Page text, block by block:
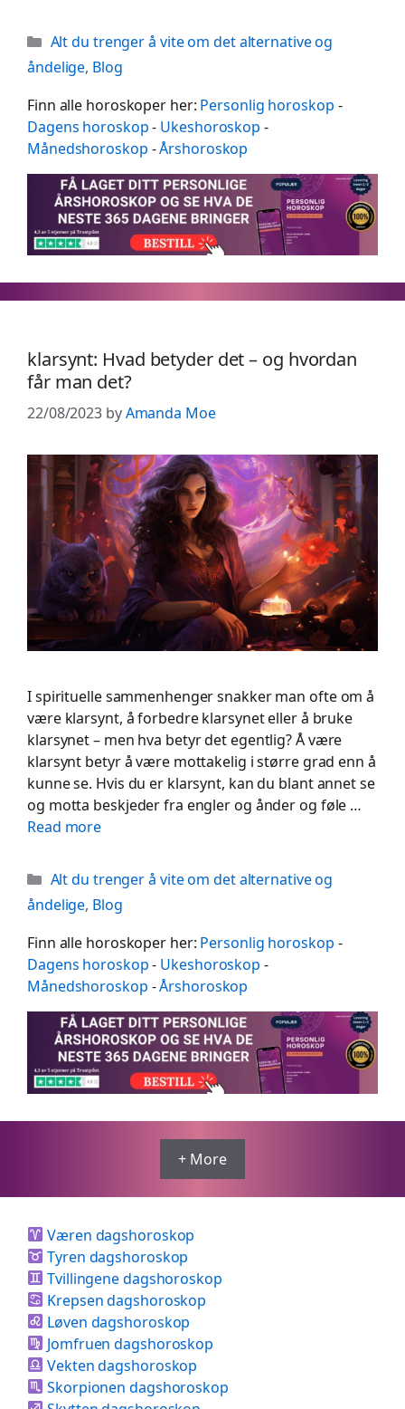
Categories
Alt du trenger å vite om det alternative og
åndelige, Blog
Finn alle horoskoper her: Personlig horoskop -
Dagens horoskop- Ukeshoroskop -
Månedshoroskop -Årshoroskop
klarsynt: Hvad betyder det – og hvordan
får man det?
22/08/2023 byAmanda Moe
I spirituelle sammenhenger snakker man ofte om å
være klarsynt, å forbedre klarsynet eller å bruke
klarsynet – men hva betyr det egentlig? Å være
klarsynt betyr å være mottakelig i større grad enn å
kunne se. Hvis du er klarsynt, kan du blant annet se
og motta beskjeder fra engler og ånder og føle …
Read more
Categories
Alt du trenger å vite om det alternative og
åndelige, Blog
Finn alle horoskoper her: Personlig horoskop -
Dagens horoskop- Ukeshoroskop -
Månedshoroskop -Årshoroskop
+ More
Væren dagshoroskop
Tyren dagshoroskop
Tvillingene dagshoroskop
Krepsen dagshoroskop
Løven dagshoroskop
Jomfruen dagshoroskop
Vekten dagshoroskop
Skorpionen dagshoroskop